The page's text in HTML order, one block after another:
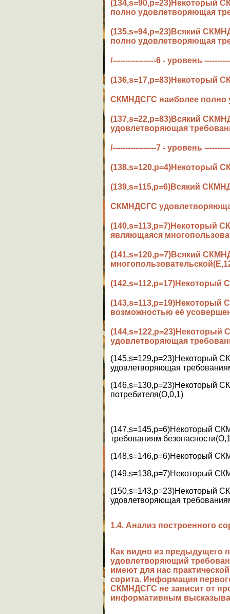
(134,s=90,p=23)Некоторый
полно удовлетворяющая
(135,s=94,p=23)Всякий
полно удовлетворяющая
/-----------------6 - уровень
(136,s=17,p=83)Некоторый
СКМНДСГС наиболее полно
(137,s=22,p=83)Всякий
удовлетворяющая
/-----------------7 - уровень
(138,s=120,p=4)Некоторый
(139,s=115,p=6)Всякий
СКМНДСГС
(140,s=113,p=7)Некоторый
являющаяся
(141,s=120,p=7)Всякий
возможностью её
удовлетворяющая
(145,s=129,p=23)Некоторый
удовлетворяющая
(146,s=130,p=23)Некоторый
потребителя(O,0,1)
(147,s=145,p=6)Некоторый
требованиям
(148,s=146,p=6)Некоторый
(149,s=138,p=7)Некоторый
(150,s=143,p=23)Некоторый
удовлетворяющая
1.4. Анализ построенного
Как видно из предыдущего
удовлетворяющий
имеют для нас
сорита. Информация
СКМНДСГС не зависит от
информативным